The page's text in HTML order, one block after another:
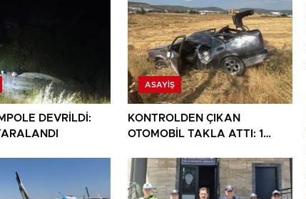
DEVRİLDİ:
ASAYIŞ
KONTROLDEN ÇIKAN
OTOMOBİL TAKLA ATTI: 1